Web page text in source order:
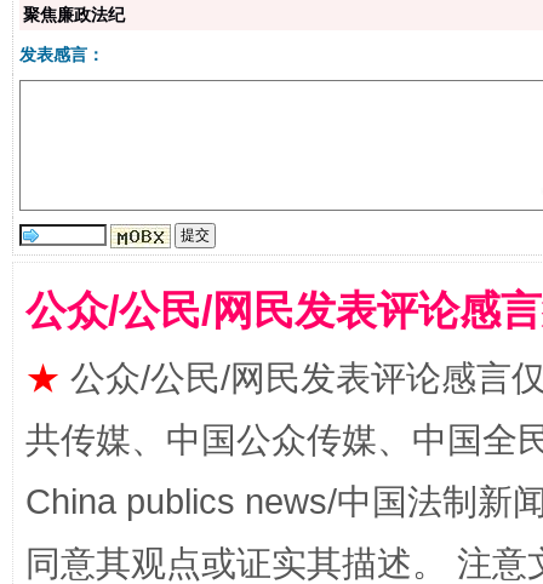
生
聚焦廉政法纪
发表感言：
公众/公民/网民发表评论感
★ 公众/公民/网民发表评论感言
共传媒、中国公众传媒、中国全
China publics news/中国法制新
同意其观点或证实其描述。 注